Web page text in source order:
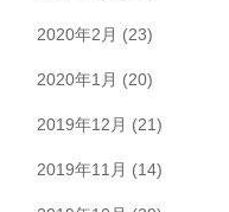
2020年2月 (23)
2020年1月 (20)
2019年12月 (21)
2019年11月 (14)